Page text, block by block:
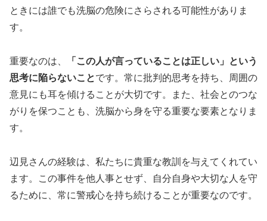
ときには誰でも洗脳の危険にさらされる可能性がありま
す。
重要なのは、
「この人が言っていることは正しい」という
思考に陥らないことです。常に批判的思考を持ち、周囲の
意見にも耳を傾けることが大切です。また、社会とのつな
がりを保つことも、洗脳から身を守る重要な要素となりま
す。
辺見さんの経験は、私たちに貴重な教訓を与えてくれてい
ます。この事件を他人事とせず、自分自身や大切な人を守
るために、常に警戒心を持ち続けることが重要なのです。